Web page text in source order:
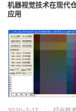
机器视觉技术在现代
应用